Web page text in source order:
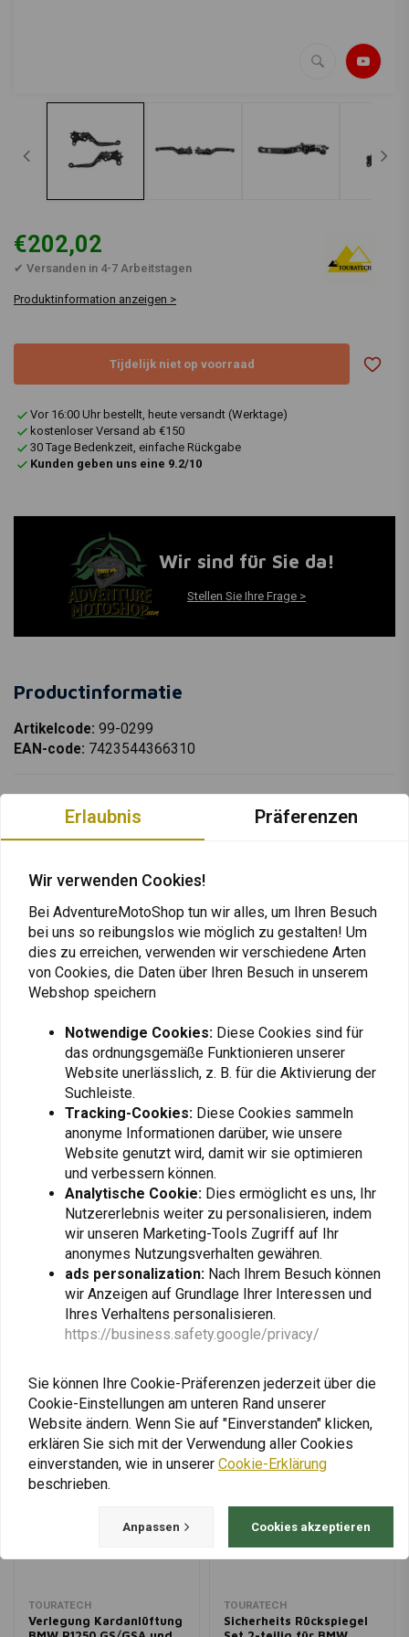
€202,02
✔ Versanden in 4-7 Arbeitstagen
Produktinformation anzeigen >
Tijdelijk niet op voorraad
Vor 16:00 Uhr bestellt, heute versandt (Werktage)
kostenloser Versand ab €150
30 Tage Bedenkzeit, einfache Rückgabe
Kunden geben uns eine 9.2/10
Wir sind für Sie da!
Stellen Sie Ihre Frage >
Productinformatie
Artikelcode: 99-0299
EAN-code: 7423544366310
wie es im Flugzeugbau verwendet wird. Sie sind aufklappbar und in
eingeklappt werden, ohne zu brechen. Die Griffe werden bei
Die Länge der Hebel lässt sich über eine Schwalbenschwanzverbindung
um 35 mm verstellen. Die Eloxierung ist von höchstmöglicher Qualität.
Alle Schraubverbindungen sind DIN-konform und werden vor
Auslieferung mit dem Drehmomentschlüssel angezogen.
Die CNC-Hebel werden mit einer deutschen ABE (Allgemeine
Betriebserlaubnis) geliefert und müssen somit nicht eingetragen
Teilenummer: 01-045-5640-0
Lesen Sie mehr
Bewertungen
Fügen Sie Ihre Bewertung hinzu
TOURATECH
Verlegung Kardanlüftung
TOURATECH
Sicherheits Rückspiegel
Erlaubnis Präferenzen
Wir verwenden Cookies!
Bei AdventureMotoShop tun wir alles, um Ihren Besuch
bei uns so reibungslos wie möglich zu gestalten! Um
dies zu erreichen, verwenden wir verschiedene Arten
von Cookies, die Daten über Ihren Besuch in unserem
Webshop speichern
Notwendige Cookies: Diese Cookies sind für
das ordnungsgemäße Funktionieren unserer
Website unerlässlich, z. B. für die Aktivierung der
Suchleiste.
Tracking-Cookies: Diese Cookies sammeln
anonyme Informationen darüber, wie unsere
Website genutzt wird, damit wir sie optimieren
und verbessern können.
Analytische Cookie: Dies ermöglicht es uns, Ihr
Nutzererlebnis weiter zu personalisieren, indem
wir unseren Marketing-Tools Zugriff auf Ihr
anonymes Nutzungsverhalten gewähren.
ads personalization: Nach Ihrem Besuch können
wir Anzeigen auf Grundlage Ihrer Interessen und
Ihres Verhaltens personalisieren.
https://business.safety.google/privacy/
Sie können Ihre Cookie-Präferenzen jederzeit über die
Cookie-Einstellungen am unteren Rand unserer
Website ändern. Wenn Sie auf "Einverstanden" klicken,
erklären Sie sich mit der Verwendung aller Cookies
einverstanden, wie in unserer Cookie-Erklärung
beschrieben.
Anpassen Cookies akzeptieren